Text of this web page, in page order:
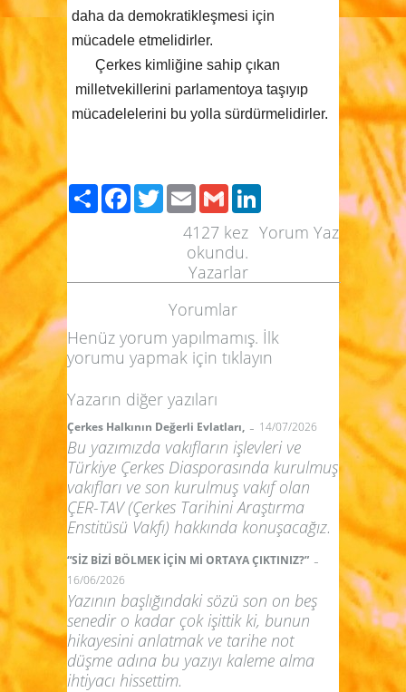
daha da demokratikleşmesi için
mücadele etmelidirler.
Çerkes kimliğine sahip çıkan
milletvekillerini parlamentoya taşıyıp
mücadelelerini bu yolla sürdürmelidirler.
PaylaşFacebook
TwitterEmailGmail
Yorum Yaz
4127 kez
okundu.
Yazarlar
Yorumlar
Henüz yorum yapılmamış. İlk
yorumu yapmak için tıklayın
Yazarın diğer yazıları
Çerkes Halkının Değerli Evlatları, - 14/07/2026
Bu yazımızda vakıfların işlevleri ve
Türkiye Çerkes Diasporasında kurulmuş
vakıfları ve son kurulmuş vakıf olan
ÇER-TAV (Çerkes Tarihini Araştırma
Enstitüsü Vakfı) hakkında konuşacağız.
“SİZ BİZİ BÖLMEK İÇİN Mİ ORTAYA ÇIKTINIZ?” -
16/06/2026
Yazının başlığındaki sözü son on beş
senedir o kadar çok işittik ki, bunun
hikayesini anlatmak ve tarihe not
düşme adına bu yazıyı kaleme alma
ihtiyacı hissettim.